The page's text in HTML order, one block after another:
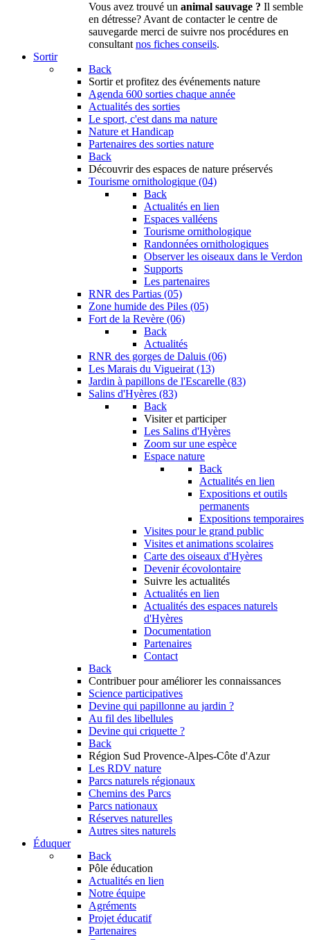
Vous avez trouvé un animal sauvage ? Il semble
en détresse? Avant de contacter le centre de
sauvegarde merci de suivre nos procédures en
consultant nos fiches conseils.
Sortir
Back
Sortir et profitez des événements nature
Agenda 600 sorties chaque année
Actualités des sorties
Le sport, c'est dans ma nature
Nature et Handicap
Partenaires des sorties nature
Back
Découvrir des espaces de nature préservés
Tourisme ornithologique (04)
Back
Actualités en lien
Espaces valléens
Tourisme ornithologique
Randonnées ornithologiques
Observer les oiseaux dans le Verdon
Supports
Les partenaires
RNR des Partias (05)
Zone humide des Piles (05)
Fort de la Revère (06)
Back
Actualités
RNR des gorges de Daluis (06)
Les Marais du Vigueirat (13)
Jardin à papillons de l'Escarelle (83)
Salins d'Hyères (83)
Back
Visiter et participer
Les Salins d'Hyères
Zoom sur une espèce
Espace nature
Back
Actualités en lien
Expositions et outils
permanents
Expositions temporaires
Visites pour le grand public
Visites et animations scolaires
Carte des oiseaux d'Hyères
Devenir écovolontaire
Suivre les actualités
Actualités en lien
Actualités des espaces naturels
d'Hyères
Documentation
Partenaires
Contact
Back
Contribuer pour améliorer les connaissances
Science participatives
Devine qui papillonne au jardin ?
Au fil des libellules
Devine qui criquette ?
Back
Région Sud Provence-Alpes-Côte d'Azur
Les RDV nature
Parcs naturels régionaux
Chemins des Parcs
Parcs nationaux
Réserves naturelles
Autres sites naturels
Éduquer
Back
Pôle éducation
Actualités en lien
Notre équipe
Agréments
Projet éducatif
Partenaires